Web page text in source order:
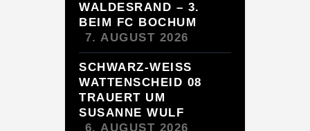
WALDESRAND – 3.
BEIM FC BOCHUM
7. AUGUST 2026
SCHWARZ-WEISS
WATTENSCHEID 08
TRAUERT UM
SUSANNE WULF
6. AUGUST 2026